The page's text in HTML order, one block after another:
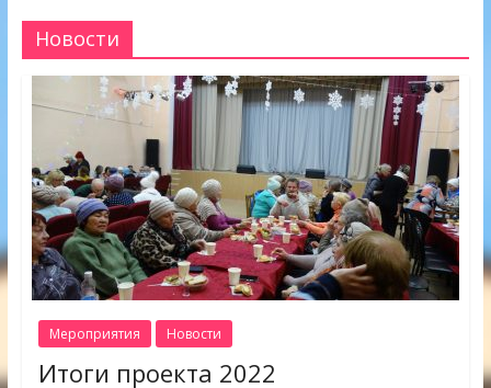
Новости
Мероприятия Новости
Итоги проекта 2022